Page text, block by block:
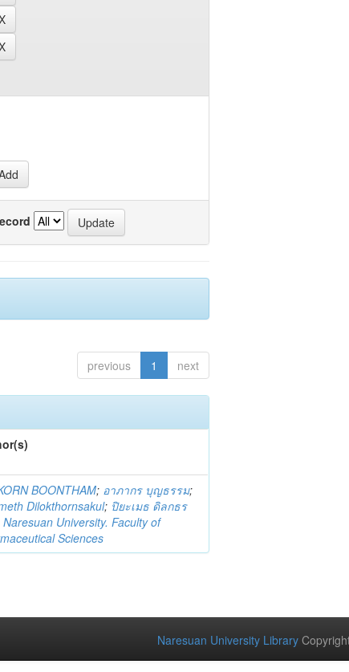
previous 1 next
BOONTHAM; อาภากร บุญธรรม;
Dilokthornsakul; ปิยะเมธ ดิลกธร
Naresuan University. Faculty of
Sciences
Naresuan University Library